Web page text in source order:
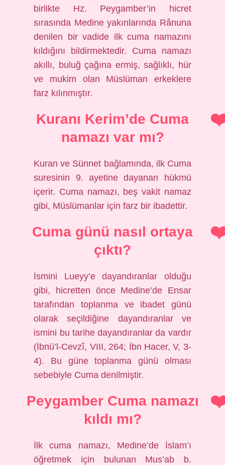
birlikte Hz. Peygamber’in hicret
sırasında Medine yakınlarında Rânuna
denilen bir vadide ilk cuma namazını
kıldığını bildirmektedir. Cuma namazı
akıllı, buluğ çağına ermiş, sağlıklı, hür
ve mukim olan Müslüman erkeklere
farz kılınmıştır.
Kuranı Kerim’de Cuma
namazı var mı?
Kuran ve Sünnet bağlamında, ilk Cuma
suresinin 9. ayetine dayanan hükmü
içerir. Cuma namazı, beş vakit namaz
gibi, Müslümanlar için farz bir ibadettir.
Cuma günü nasıl ortaya
çıktı?
İsmini Lueyy’e dayandıranlar olduğu
gibi, hicretten önce Medine’de Ensar
tarafından toplanma ve ibadet günü
olarak seçildiğine dayandıranlar ve
ismini bu tarihe dayandıranlar da vardır
(İbnü’l-Cevzî, VIII, 264; İbn Hacer, V, 3-
4). Bu güne toplanma günü olması
sebebiyle Cuma denilmiştir.
Peygamber Cuma namazı
kıldı mı?
İlk cuma namazı, Medine’de İslam’ı
öğretmek için bulunan Mus’ab b.